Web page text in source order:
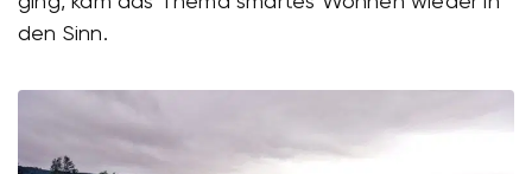
den Sinn.